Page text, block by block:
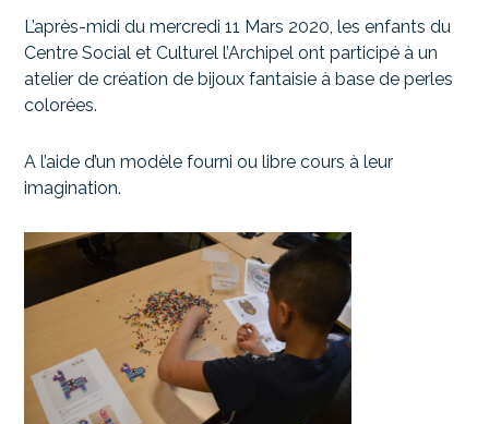
L’après-midi du mercredi 11 Mars 2020, les enfants du
Centre Social et Culturel l’Archipel ont participé à un
atelier de création de bijoux fantaisie à base de perles
colorées.
A l’aide d’un modèle fourni ou libre cours à leur
imagination.